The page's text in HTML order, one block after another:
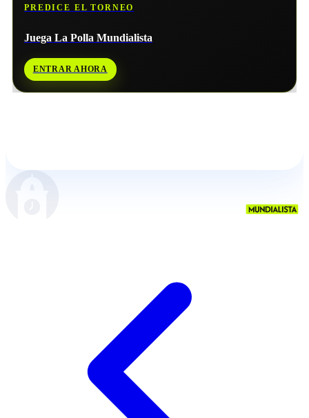
PREDICE EL TORNEO
Juega La Polla Mundialista
ENTRAR AHORA